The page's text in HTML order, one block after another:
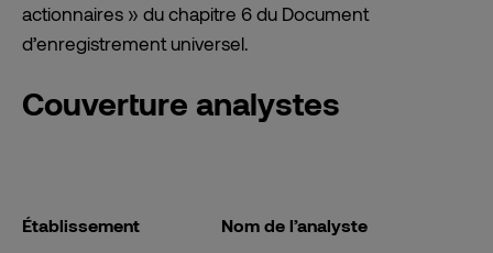
actionnaires » du chapitre 6 du Document
d’enregistrement universel.
Couverture analystes
Établissement Nom de l’analyste